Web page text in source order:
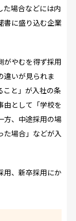
た場合などには内
書に盛り込む企業
がやむを得ず採用
違いが見られま
こと」が入社の条
由として「学校を
方、中途採用の場
た場合」などが入
用、新卒採用にか